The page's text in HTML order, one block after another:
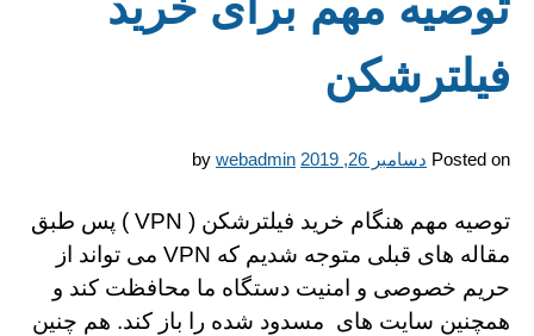
فیلترشکن
Posted on دسامبر 26, 2019 by webadmin
توصیه مهم هنگام خرید فیلترشکن ( VPN ) پس طبق
مقاله های قبلی متوجه شدیم که VPN می تواند از
حریم خصوصی و امنیت دستگاه ما محافظت کند و
همچنین سایت های مسدود شده را باز کند. هم چنین